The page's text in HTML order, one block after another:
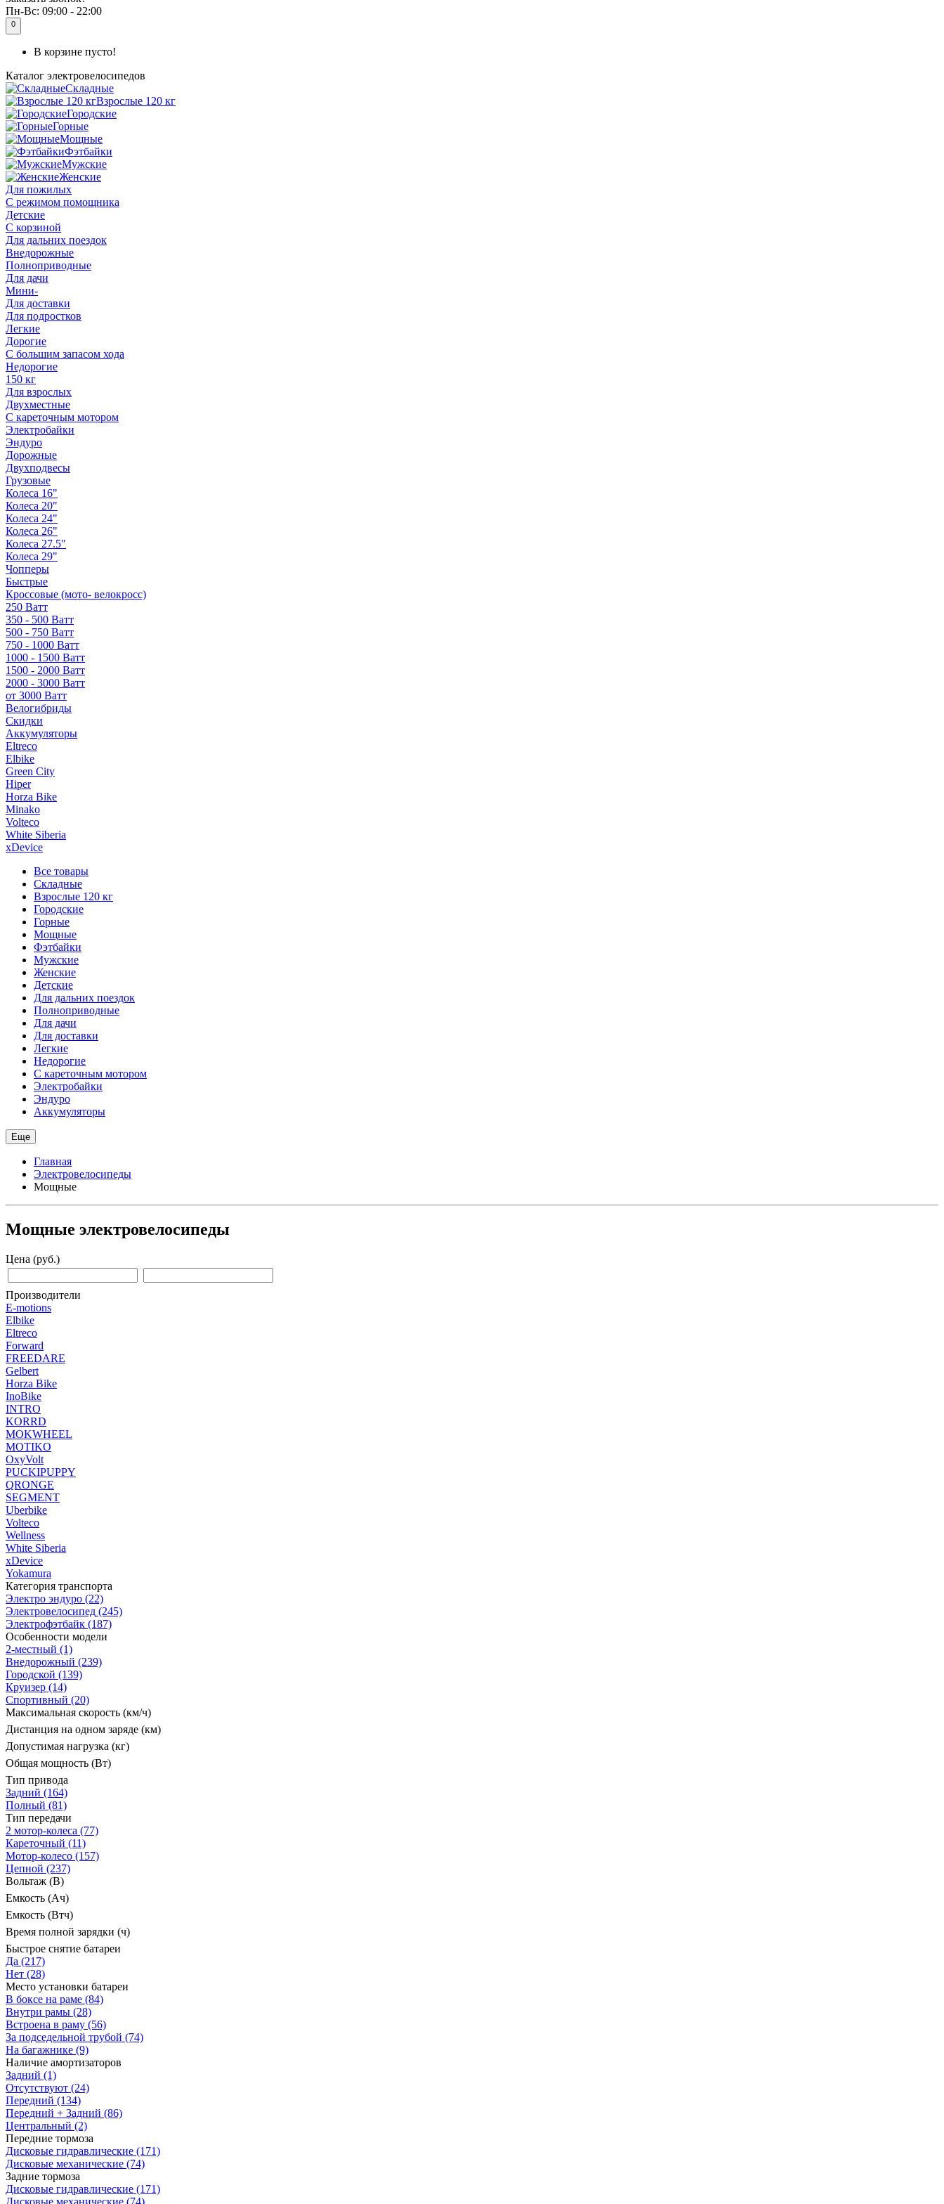
Пн-Вс: 09:00 - 22:00
0
В корзине пусто!
Каталог электровелосипедов
Складные
Взрослые 120 кг
Городские
Горные
Мощные
Фэтбайки
Мужские
Женские
Для пожилых
С режимом помощника
Детские
С корзиной
Для дальних поездок
Внедорожные
Полноприводные
Для дачи
Мини-
Для доставки
Для подростков
Легкие
Дорогие
С большим запасом хода
Недорогие
150 кг
Для взрослых
Двухместные
С кареточным мотором
Электробайки
Эндуро
Дорожные
Двухподвесы
Грузовые
Колеса 16"
Колеса 20"
Колеса 24"
Колеса 26"
Колеса 27.5"
Колеса 29"
Чопперы
Быстрые
Кроссовые (мото- велокросс)
250 Ватт
350 - 500 Ватт
500 - 750 Ватт
750 - 1000 Ватт
1000 - 1500 Ватт
1500 - 2000 Ватт
2000 - 3000 Ватт
от 3000 Ватт
Велогибриды
Скидки
Аккумуляторы
Eltreco
Elbike
Green City
Hiper
Horza Bike
Minako
Volteco
White Siberia
xDevice
Все товары
Складные
Взрослые 120 кг
Городские
Горные
Мощные
Фэтбайки
Мужские
Женские
Детские
Для дальних поездок
Полноприводные
Для дачи
Для доставки
Легкие
Недорогие
С кареточным мотором
Электробайки
Эндуро
Аккумуляторы
Еще
Главная
Электровелосипеды
Мощные
Мощные электровелосипеды
Цена (руб.)
Производители
E-motions
Elbike
Eltreco
Forward
FREEDARE
Gelbert
Horza Bike
InoBike
INTRO
KORRD
MOKWHEEL
MOTIKO
OxyVolt
PUCKIPUPPY
QRONGE
SEGMENT
Uberbike
Volteco
Wellness
White Siberia
xDevice
Yokamura
Категория транспорта
Электро эндуро (22)
Электровелосипед (245)
Электрофэтбайк (187)
Особенности модели
2-местный (1)
Внедорожный (239)
Городской (139)
Круизер (14)
Спортивный (20)
Максимальная скорость (км/ч)
Дистанция на одном заряде (км)
Допустимая нагрузка (кг)
Общая мощность (Вт)
Тип привода
Задний (164)
Полный (81)
Тип передачи
2 мотор-колеса (77)
Кареточный (11)
Мотор-колесо (157)
Цепной (237)
Вольтаж (В)
Емкость (Ач)
Емкость (Втч)
Время полной зарядки (ч)
Быстрое снятие батареи
Да (217)
Нет (28)
Место установки батареи
В боксе на раме (84)
Внутри рамы (28)
Встроена в раму (56)
За подседельной трубой (74)
На багажнике (9)
Наличие амортизаторов
Задний (1)
Отсутствуют (24)
Передний (134)
Передний + Задний (86)
Центральный (2)
Передние тормоза
Дисковые гидравлические (171)
Дисковые механические (74)
Задние тормоза
Дисковые гидравлические (171)